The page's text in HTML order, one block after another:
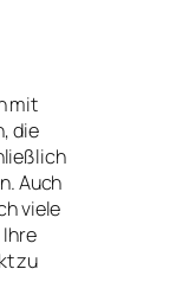
mit
die
Auch
viele
zu